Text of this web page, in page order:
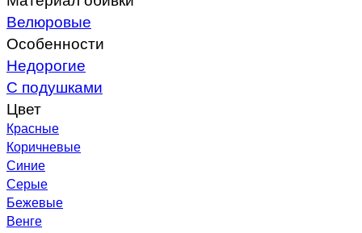
Велюровые
Особенности
Недорогие
С подушками
Цвет
Красные
Коричневые
Синие
Серые
Бежевые
Венге